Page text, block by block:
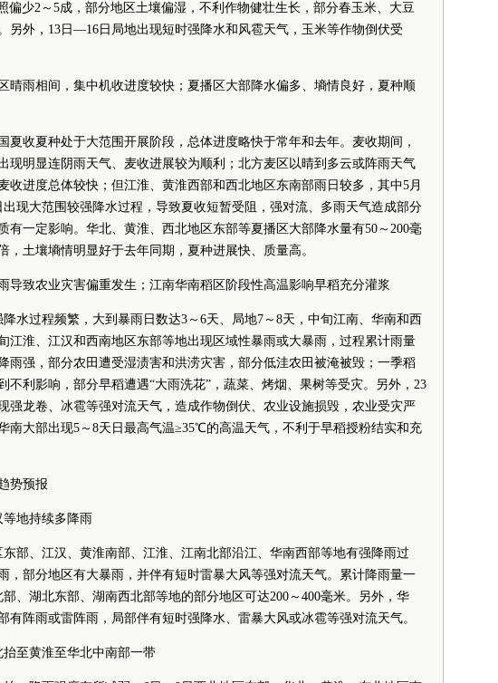
偏少2～5成，部分地区土壤偏湿，不利作物健壮生长，部分春玉米、大豆
另外，13日—16日局地出现短时强降水和风雹天气，玉米等作物倒伏受
晴雨相间，集中机收进度较快；夏播区大部降水偏多、墒情良好，夏种顺
夏收夏种处于大范围开展阶段，总体进度略快于常年和去年。麦收期间，
现明显连阴雨天气、麦收进展较为顺利；北方麦区以晴到多云或阵雨天气
收进度总体较快；但江淮、黄淮西部和西北地区东南部雨日较多，其中5月
现大范围较强降水过程，导致夏收短暂受阻，强对流、多雨天气造成部分
有一定影响。华北、黄淮、西北地区东部等夏播区大部降水量有50～200毫
，土壤墒情明显好于去年同期，夏种进展快、质量高。
导致农业灾害偏重发生；江南华南稻区阶段性高温影响早稻充分灌浆
水过程频繁，大到暴雨日数达3～6天、局地7～8天，中旬江南、华南和西
江淮、江汉和西南地区东部等地出现区域性暴雨或大暴雨，过程累计雨量
雨强，部分农田遭受湿渍害和洪涝灾害，部分低洼农田被淹被毁；一季稻
不利影响，部分早稻遭遇“大雨洗花”，蔬菜、烤烟、果树等受灾。另外，23
强龙卷、冰雹等强对流天气，造成作物倒伏、农业设施损毁，农业受灾严
南大部出现5～8天日最高气温≥35℃的高温天气，不利于早稻授粉结实和充
势预报
等地持续多降雨
部、江汉、黄淮南部、江淮、江南北部沿江、华南西部等地有强降雨过
，部分地区有大暴雨，并伴有短时雷暴大风等强对流天气。累计降雨量一
、湖北东部、湖南西北部等地的部分地区可达200～400毫米。另外，华
有阵雨或雷阵雨，局部伴有短时强降水、雷暴大风或冰雹等强对流天气。
抬至黄淮至华北中南部一带